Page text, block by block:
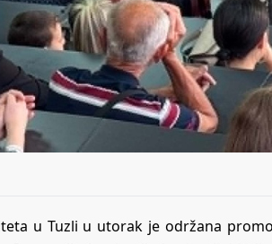
u Tuzli u utorak je održana